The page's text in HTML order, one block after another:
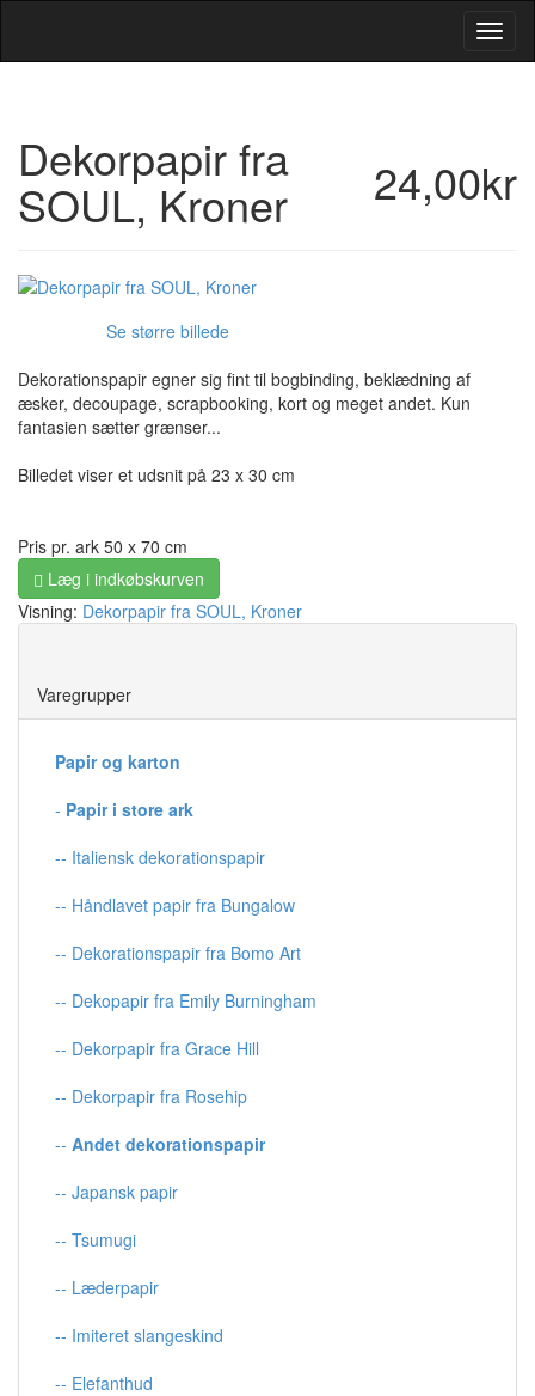
24,00kr
Dekorpapir fra
SOUL, Kroner
Se større billede
Dekorationspapir egner sig fint til bogbinding, beklædning af
æsker, decoupage, scrapbooking, kort og meget andet. Kun
fantasien sætter grænser...
Billedet viser et udsnit på 23 x 30 cm
Pris pr. ark 50 x 70 cm
Læg i indkøbskurven
Visning: Dekorpapir fra SOUL, Kroner
Varegrupper
Papir og karton
- Papir i store ark
-- Italiensk dekorationspapir
-- Håndlavet papir fra Bungalow
-- Dekorationspapir fra Bomo Art
-- Dekopapir fra Emily Burningham
-- Dekorpapir fra Grace Hill
-- Dekorpapir fra Rosehip
-- Andet dekorationspapir
-- Japansk papir
-- Tsumugi
-- Læderpapir
-- Imiteret slangeskind
-- Elefanthud